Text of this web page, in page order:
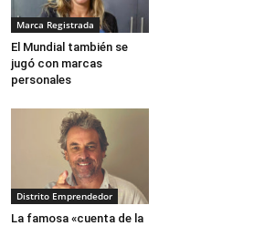
Marca Registrada
El Mundial también se
jugó con marcas
personales
Distrito Emprendedor
La famosa «cuenta de la